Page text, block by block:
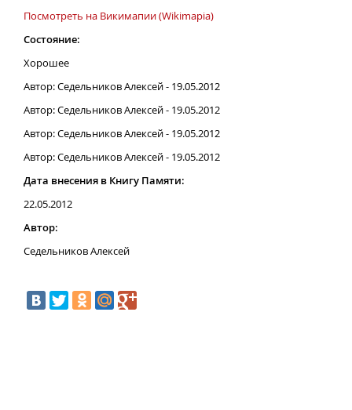
Посмотреть на Викимапии (Wikimapia)
Состояние:
Хорошее
Автор: Седельников Алексей - 19.05.2012
Автор: Седельников Алексей - 19.05.2012
Автор: Седельников Алексей - 19.05.2012
Автор: Седельников Алексей - 19.05.2012
Дата внесения в Книгу Памяти:
22.05.2012
Автор:
Седельников Алексей